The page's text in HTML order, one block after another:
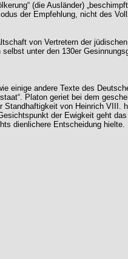
(die Ausländer)
der Empfehlung, nicht des
von Vertretern der
unter den 130er
einige andere Texte des
Platon geriet bei dem
von Heinrich
der Ewigkeit geht
dienlichere Entscheidung hielte.